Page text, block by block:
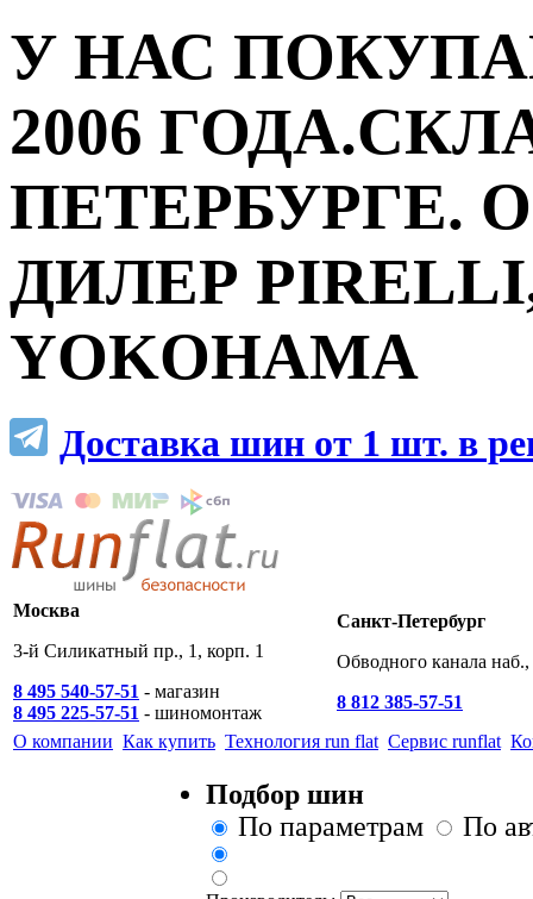
У НАС
2006
ПЕТЕРБУРГЕ.
ДИЛЕР
YOKOHAMA
Доставка шин от 1 шт. в
Москва
3-й Силикатный пр., 1, корп. 1
8 495 540-57-51 - магазин
8 495 225-57-51 - шиномонтаж
Санкт-Петербург
Обводного канала
8 812 385-57-51
О компании Как купить Технология run flat Сервис runflat
Подбор шин
По параметрам
По